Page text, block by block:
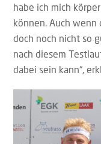
habe ich mich
können. Auch wenn
doch noch nicht so
nach diesem
dabei sein kann“,